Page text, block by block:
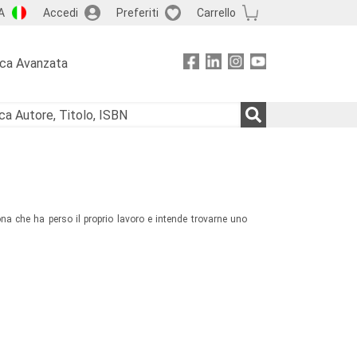
Accedi Preferiti Carrello
Avanzata
che ha perso il proprio lavoro e intende trovarne uno